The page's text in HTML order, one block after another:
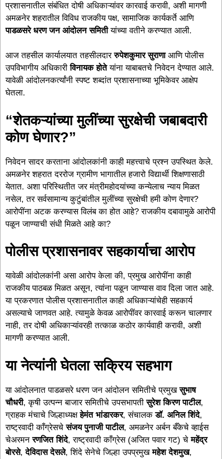
प्रशासनातील संबंधित दोषी अधिकाऱ्यांवर कारवाई करावी, अशी मागणी
अमळनेर शहरातील विविध राजकीय पक्ष, सामाजिक कार्यकर्ते आणि
पाडळसरे धरण जन आंदोलन समितीयांच्या वतीने करण्यात आली.
आज तहसील कार्यालयात तहसीलदाररुपेशकुमार सुराणाआणि पोलीस
उपविभागीय अधिकारीविनायक होतेयांना याबाबतचे निवेदन देण्यात आले.
यावेळी आंदोलनकर्त्यांनी स्पष्ट शब्दांत प्रशासनाच्या भूमिकेवर आक्षेप
घेतला.
“शेतकऱ्यांच्या मुलींच्या सुरक्षेची जबाबदारी
कोण घेणार?”
निवेदन सादर करताना आंदोलकांनी काही महत्त्वाचे प्रश्न उपस्थित केले.
अमळनेर शहरात दररोज ग्रामीण भागातील हजारो विद्यार्थी शिक्षणासाठी
येतात. अशा परिस्थितीत जर मंत्रीमहोदयांच्या कन्येलाच न्याय मिळत
नसेल, तर सर्वसामान्य कुटुंबांतील मुलींच्या सुरक्षेची हमी कोण देणार?
आरोपींना अटक करण्यास विलंब का होत आहे? राजकीय दबावामुळे आरोपी
पळून जाण्याची संधी मिळते आहे का?
पोलीस प्रशासनावर सहकार्याचा आरोप
यावेळी आंदोलकांनी असा आरोप केला की, प्रमुख आरोपींना काही
राजकीय पाठबळ मिळत असून, त्यांना पळून जाण्यास वाव दिला जात आहे.
या प्रकरणात पोलीस प्रशासनातील काही अधिकाऱ्यांचेही सहकार्य
असल्याचे जाणवत आहे. त्यामुळे केवळ आरोपींवर कारवाई करून चालणार
नाही, तर दोषी अधिकाऱ्यांवरही तत्काळ कठोर कार्यवाही करावी, अशी
मागणी करण्यात आली.
या नेत्यांनी घेतला सक्रिय सहभाग
या आंदोलनात पाडळसरे धरण जन आंदोलन समितीचे प्रमुखसुभाष
चौधरी, कृषी उत्पन्न बाजार समितीचे उपसभापतीसुरेश किरण पाटील,
ग्राहक मंचाचे जिल्हाध्यक्षहेमंत भांडारकर, संचालकडॉ. अनिल शिंदे,
राष्ट्रवादी काँग्रेसचेसंजय पुनाजी पाटील, अमळनेर अर्बन बँकेचे व्हाईस
चेअरमनरणजित शिंदे, राष्ट्रवादी काँग्रेस (अजित पवार गट) चेमहेंद्र
बोरसे,देविदास देसले, शिंदे सेनेचे जिल्हा उपप्रमुखमहेश देशमुख,